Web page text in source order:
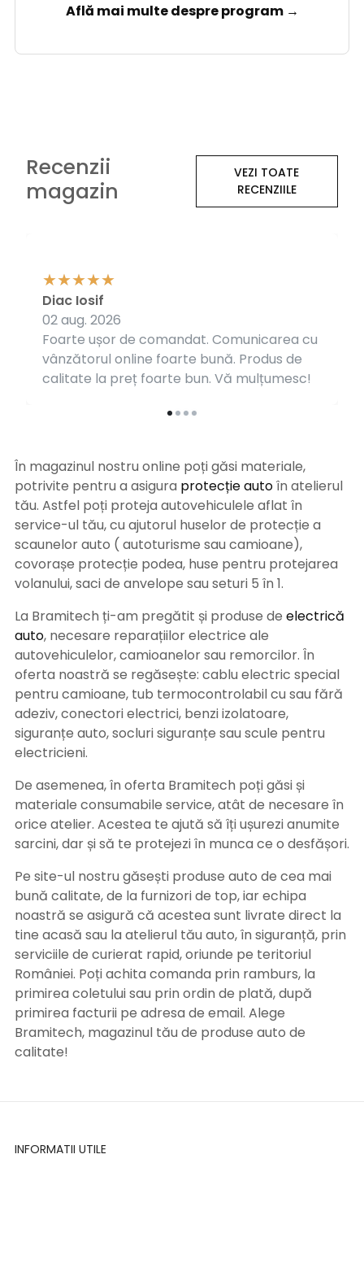
Află mai multe despre program →
Recenzii
magazin
VEZI TOATE
RECENZIILE
Foarte ușor de comandat. Comunicarea cu
vânzătorul online foarte bună. Produs de
calitate la preț foarte bun. Vă mulțumesc!
Diac Iosif
02 aug. 2026
În magazinul nostru online poți găsi materiale,
potrivite pentru a asigura protecție autoîn atelierul
tău. Astfel poți proteja autovehiculele aflat în
service-ul tău, cu ajutorul huselor de protecție a
scaunelor auto ( autoturisme sau camioane),
covorașe protecție podea, huse pentru protejarea
volanului, saci de anvelope sau seturi 5 în 1.
La Bramitech ți-am pregătit și produse de electrică
auto, necesare reparațiilor electrice ale
autovehiculelor, camioanelor sau remorcilor. În
oferta noastră se regăsește: cablu electric special
pentru camioane, tub termocontrolabil cu sau fără
adeziv, conectori electrici, benzi izolatoare,
siguranțe auto, socluri siguranțe sau scule pentru
electricieni.
De asemenea, în oferta Bramitech poți găsi și
materiale consumabile service, atât de necesare în
orice atelier. Acestea te ajută să îți ușurezi anumite
sarcini, dar și să te protejezi în munca ce o desfășori.
Pe site-ul nostru găsești produse auto de cea mai
bună calitate, de la furnizori de top, iar echipa
noastră se asigură că acestea sunt livrate direct la
tine acasă sau la atelierul tău auto, în siguranță, prin
serviciile de curierat rapid, oriunde pe teritoriul
României. Poți achita comanda prin ramburs, la
primirea coletului sau prin ordin de plată, după
primirea facturii pe adresa de email. Alege
Bramitech, magazinul tău de produse auto de
calitate!
INFORMATII UTILE